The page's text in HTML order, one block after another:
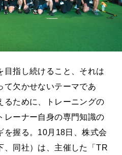
目指し続けること、それは
て欠かせないテーマであ
るために、トレーニングの
レーナー自身の専門知識の
を握る。10月18日、株式会
、同社）は、主催した「TR